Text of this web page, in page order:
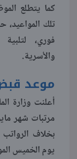
كما يتطلع
تلك
فوري، لتلبية
والأسرية.
موعد قبض
أعلنت وزارة
مرتبات شهر
بخلاف
يوم الخميس الموافق 22